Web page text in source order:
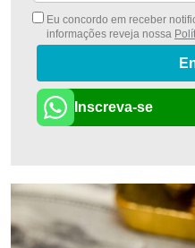
Eu concordo em receber
informações reveja nossa
Inscreva-se